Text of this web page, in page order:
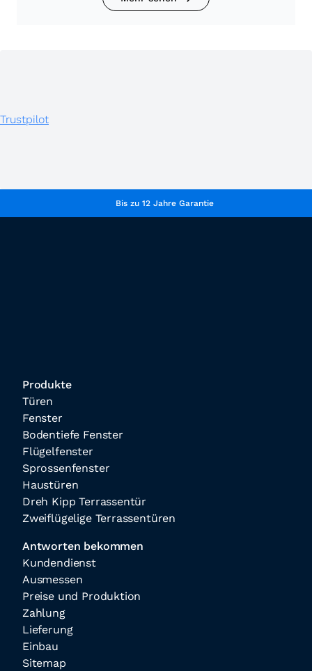
Trustpilot
Bis zu 12 Jahre Garantie
Produkte
Türen
Fenster
Bodentiefe Fenster
Flügelfenster
Sprossenfenster
Haustüren
Dreh Kipp Terrassentür
Zweiflügelige Terrassentüren
Antworten bekommen
Kundendienst
Ausmessen
Preise und Produktion
Zahlung
Lieferung
Einbau
Sitemap